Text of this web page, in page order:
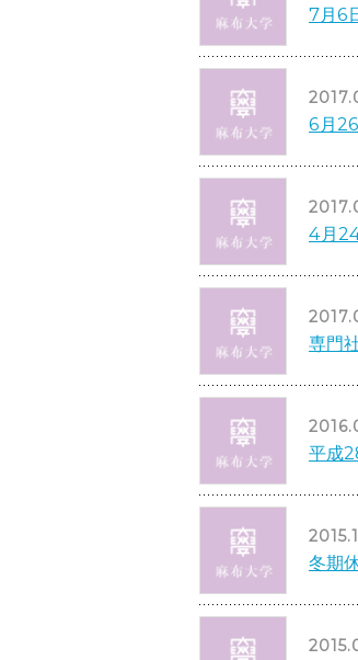
7月6
6月
4月
専門
平成
冬期